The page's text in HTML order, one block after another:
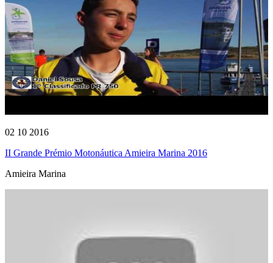
02 10 2016
II Grande Prémio Motonáutica Amieira Marina 2016
Amieira Marina